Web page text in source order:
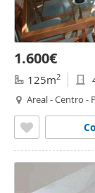
1.600€
125m2
Areal - Centro -